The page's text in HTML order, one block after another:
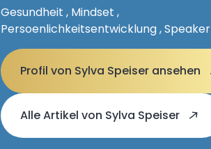
Gesundheit , Mindset ,
Persoenlichkeitsentwicklung , Speaker
Profil von Sylva Speiser ansehen
Alle Artikel von Sylva Speiser